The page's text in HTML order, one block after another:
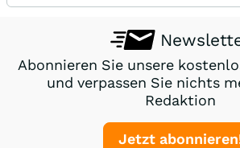
Abonnieren Sie unsere
und verpassen Sie nichts
Redaktion
Jetzt